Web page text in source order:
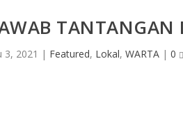
TANTANGAN
3, 2021 | Featured, Lokal, WARTA| 0